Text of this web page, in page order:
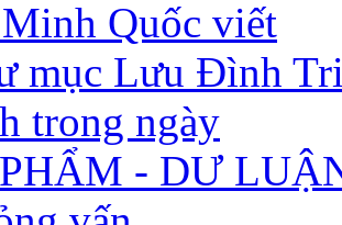
Quốc viết
mục Lưu Đình
trong ngày
- DƯ